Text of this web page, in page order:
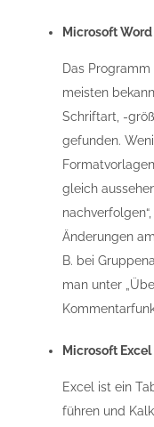
Microsoft Word
Das
meisten
Schriftart, -
gefunden.
gleich
Änderungen
B. bei
man unter
Microsoft Excel
Excel ist ein
führen und